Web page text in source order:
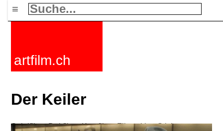
≡
artfilm.ch
Der Keiler
Spielfilme Dokfilme Kurzfilme Filmzyklen Stichworte